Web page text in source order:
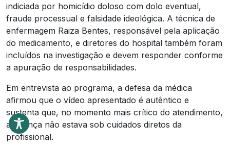
indiciada por homicídio doloso com dolo eventual,
fraude processual e falsidade ideológica. A técnica de
enfermagem Raiza Bentes, responsável pela aplicação
do medicamento, e diretores do hospital também foram
incluídos na investigação e devem responder conforme
a apuração de responsabilidades.
Em entrevista ao programa, a defesa da médica
afirmou que o vídeo apresentado é autêntico e
sustenta que, no momento mais crítico do atendimento,
a criança não estava sob cuidados diretos da
profissional.